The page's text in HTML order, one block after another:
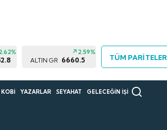
ALTIN GR 6660.5
2.59%
TÜM PARİTELER
KOBİ YAZARLAR SEYAHAT GELECEĞİN İŞİ